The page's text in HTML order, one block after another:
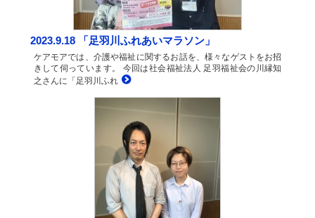
2023.9.18 「足羽川ふれあいマラソン」
ケアモアでは、介護や福祉に関するお話を、様々なゲストをお招
きして伺っています。 今回は社会福祉法人 足羽福祉会の川縁知
之さんに「足羽川ふれ